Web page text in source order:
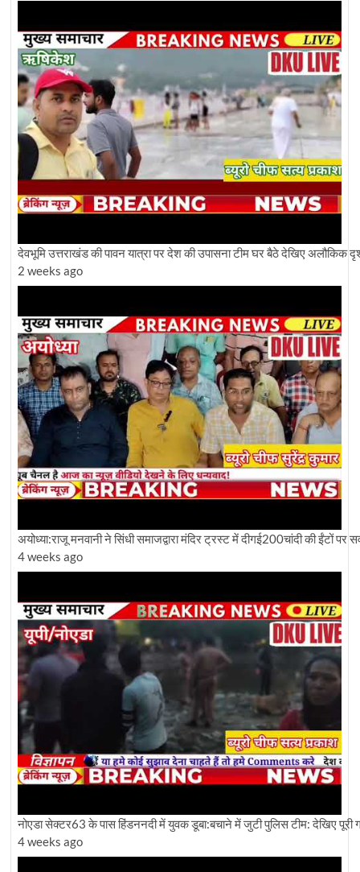
देवभूमि उत्तराखंड की पावन यात्रा पर देश की उपासना टीम घर बैठे देखिए अलौकिक
2 weeks ago
अयोध्या:राजू मनवानी ने सिंधी समाजद्वारा मंदिर ट्रस्ट में दीगई200चांदी की ईंटों पर
4 weeks ago
नोएडा सेक्टर63 के पास हिंडननदी में युवक डूबा:बचाने में जुटी पुलिस टीम: देखिए पूरी
4 weeks ago